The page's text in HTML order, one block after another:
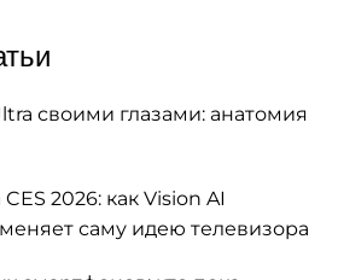
своими глазами: анатомия
2026: как Vision AI
саму идею телевизора